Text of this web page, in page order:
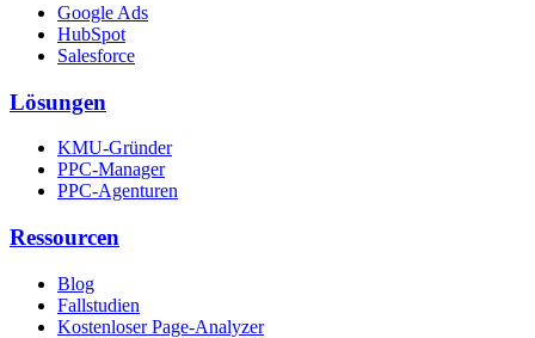
Google Ads
HubSpot
Salesforce
Lösungen
KMU-Gründer
PPC-Manager
PPC-Agenturen
Ressourcen
Blog
Fallstudien
Kostenloser Page-Analyzer